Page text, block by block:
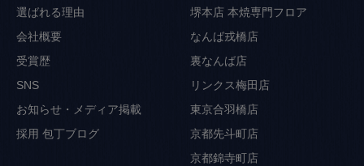
選ばれる理由
会社概要
受賞歴
SNS
お知らせ・メディア掲載
採用 包丁ブログ
堺本店 本焼専門フロア
なんば戎橋店
裏なんば店
リンクス梅田店
東京合羽橋店
京都先斗町店
京都錦寺町店